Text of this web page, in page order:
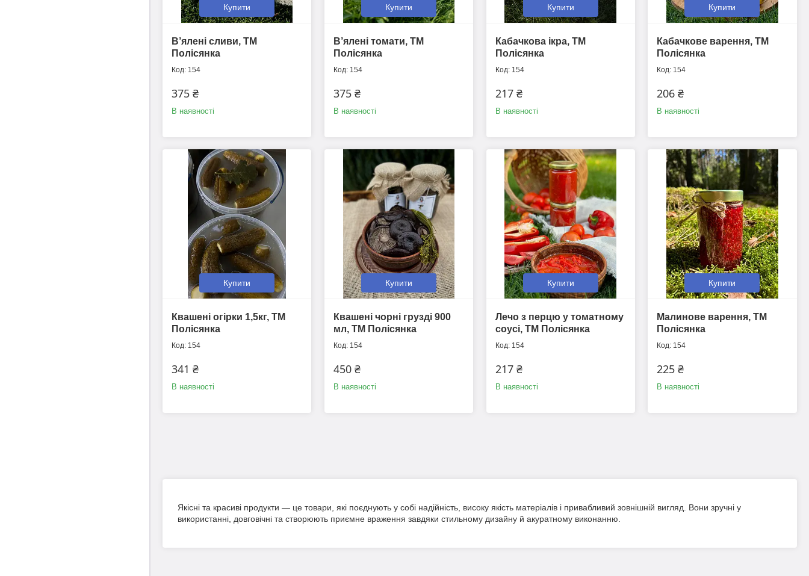
Купити
В’ялені сливи, ТМ
Полісянка
154
375 ₴
В наявності
Купити
В’ялені томати, ТМ
Полісянка
154
375 ₴
В наявності
Купити
Кабачкова ікра, ТМ
Полісянка
154
217 ₴
В наявності
Купити
Кабачкове варення, ТМ
Полісянка
154
206 ₴
В наявності
Купити
Квашені огірки 1,5кг, ТМ
Полісянка
154
341 ₴
В наявності
Купити
Квашені чорні грузді 900
мл, ТМ Полісянка
154
450 ₴
В наявності
Купити
Лечо з перцю у томатному
соусі, ТМ Полісянка
154
217 ₴
В наявності
Купити
Малинове варення, ТМ
Полісянка
154
225 ₴
В наявності
Якісні та красиві продукти — це товари, які поєднують у собі надійність, високу якість матеріалів і привабливий зовнішній вигляд. Вони зручні у
використанні, довговічні та створюють приємне враження завдяки стильному дизайну й акуратному виконанню.